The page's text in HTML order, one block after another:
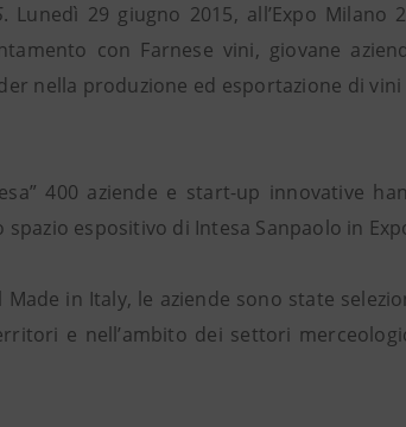
. Lunedì 29 giugno 2015, all’Expo
con Farnese vini, giovane
nella produzione ed esportazione di
400 aziende e start-up innovative
espositivo di Intesa Sanpaolo in
Made in Italy, le aziende sono state
e nell’ambito dei settori